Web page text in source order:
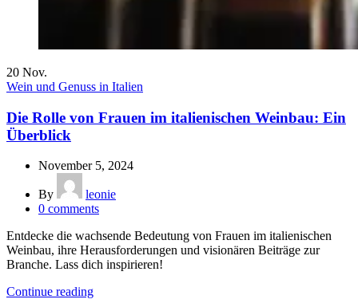
20 Nov.
Wein und Genuss in Italien
Die Rolle von Frauen im italienischen Weinbau: Ein
Überblick
November 5, 2024
By
leonie
0 comments
Entdecke die wachsende Bedeutung von Frauen im italienischen
Weinbau, ihre Herausforderungen und visionären Beiträge zur
Branche. Lass dich inspirieren!
Continue reading